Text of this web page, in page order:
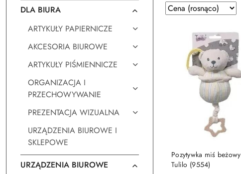
DLA BIURA
ARTYKUŁY PAPIERNICZE
AKCESORIA BIUROWE
ARTYKUŁY PIŚMIENNICZE
ORGANIZACJA I
PRZECHOWYWANIE
PREZENTACJA WIZUALNA
URZĄDZENIA BIUROWE I
SKLEPOWE
URZĄDZENIA BIUROWE
Zastosowano
sortowanie:
(rosnąco).
Sortuj
według
Pozytywka miś beżowy
Tulilo (9554)
DO KOSZYKA